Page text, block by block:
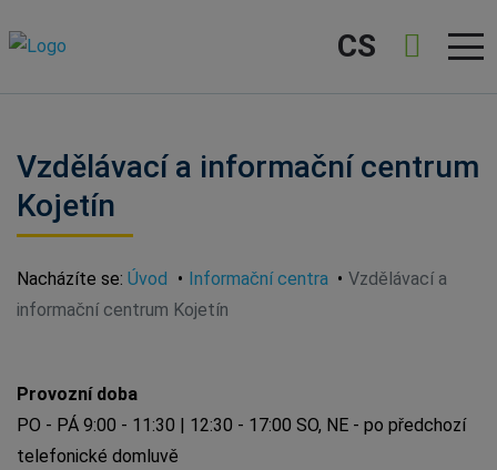
CS
Vzdělávací a informační centrum
Kojetín
Nacházíte se: Úvod Informační centra
Vzdělávací a
informační centrum Kojetín
Provozní doba
PO - PÁ 9:00 - 11:30 | 12:30 - 17:00 SO, NE - po předchozí
telefonické domluvě